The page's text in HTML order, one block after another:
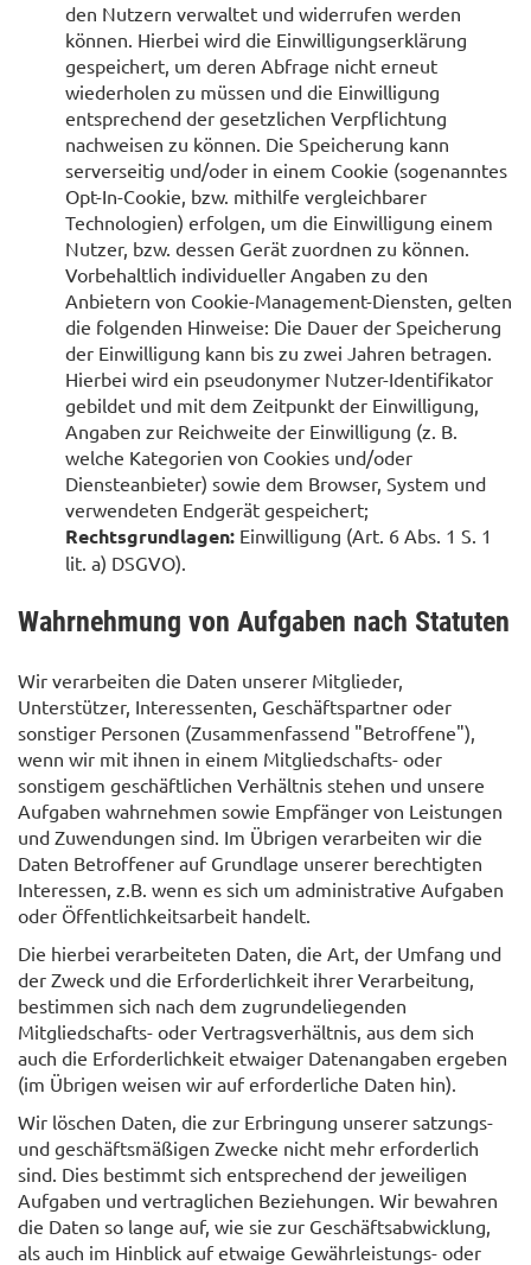
den Nutzern verwaltet und widerrufen werden
können. Hierbei wird die Einwilligungserklärung
gespeichert, um deren Abfrage nicht erneut
wiederholen zu müssen und die Einwilligung
entsprechend der gesetzlichen Verpflichtung
nachweisen zu können. Die Speicherung kann
serverseitig und/oder in einem Cookie (sogenanntes
Opt-In-Cookie, bzw. mithilfe vergleichbarer
Technologien) erfolgen, um die Einwilligung einem
Nutzer, bzw. dessen Gerät zuordnen zu können.
Vorbehaltlich individueller Angaben zu den
Anbietern von Cookie-Management-Diensten, gelten
die folgenden Hinweise: Die Dauer der Speicherung
der Einwilligung kann bis zu zwei Jahren betragen.
Hierbei wird ein pseudonymer Nutzer-Identifikator
gebildet und mit dem Zeitpunkt der Einwilligung,
Angaben zur Reichweite der Einwilligung (z. B.
welche Kategorien von Cookies und/oder
Diensteanbieter) sowie dem Browser, System und
verwendeten Endgerät gespeichert;
Rechtsgrundlagen: Einwilligung (Art. 6 Abs. 1 S. 1
lit. a) DSGVO).
Wahrnehmung von Aufgaben nach Statuten
Wir verarbeiten die Daten unserer Mitglieder,
Unterstützer, Interessenten, Geschäftspartner oder
sonstiger Personen (Zusammenfassend "Betroffene"),
wenn wir mit ihnen in einem Mitgliedschafts- oder
sonstigem geschäftlichen Verhältnis stehen und unsere
Aufgaben wahrnehmen sowie Empfänger von Leistungen
und Zuwendungen sind. Im Übrigen verarbeiten wir die
Daten Betroffener auf Grundlage unserer berechtigten
Interessen, z.B. wenn es sich um administrative Aufgaben
oder Öffentlichkeitsarbeit handelt.
Die hierbei verarbeiteten Daten, die Art, der Umfang und
der Zweck und die Erforderlichkeit ihrer Verarbeitung,
bestimmen sich nach dem zugrundeliegenden
Mitgliedschafts- oder Vertragsverhältnis, aus dem sich
auch die Erforderlichkeit etwaiger Datenangaben ergeben
(im Übrigen weisen wir auf erforderliche Daten hin).
Wir löschen Daten, die zur Erbringung unserer satzungs-
und geschäftsmäßigen Zwecke nicht mehr erforderlich
sind. Dies bestimmt sich entsprechend der jeweiligen
Aufgaben und vertraglichen Beziehungen. Wir bewahren
die Daten so lange auf, wie sie zur Geschäftsabwicklung,
als auch im Hinblick auf etwaige Gewährleistungs- oder